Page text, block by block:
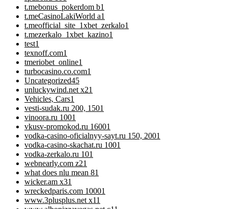
t.mebonus_pokerdom b1
t.meCasinoLakiWorld a1
t.meofficial_site_1xbet_zerkalo1
t.mezerkalo_1xbet_kazino1
test1
texnoff.com1
tmeriobet_online1
turbocasino.co.com1
Uncategorized45
unluckywind.net x21
Vehicles, Cars1
vesti-sudak.ru 200, 1501
vinoora.ru 1001
vkusv-promokod.ru 16001
vodka-casino-oficialnyy-sayt.ru 150, 2001
vodka-casino-skachat.ru 1001
vodka-zerkalo.ru 101
webnearly.com z21
what does nlu mean 81
wicker.am x31
wreckedparis.com 10001
www.3plusplus.net x11